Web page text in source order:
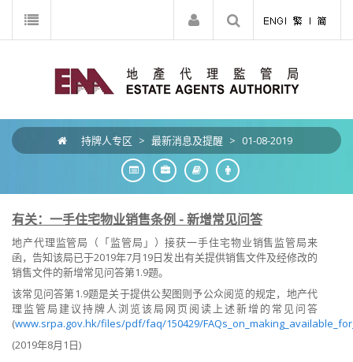
持牌人专区 > 最新消息及提醒 > 01-08-2019
有关：一手住宅物业销售条例 - 新增常见问答
地产代理监管局（「监管局」）接获一手住宅物业销售监管局来
函，告知该局已于2019年7月19日发出有关提供销售文件及经修改的
销售文件的新增常见问答第1.9题。
该常见问答第1.9题是关于提供公契图则予公众阅览的规定，地产代
理监管局建议持牌人浏览该局网页阅读上述新增的常见问答
(www.srpa.gov.hk/files/pdf/faq/150429/
(2019年8月1日)